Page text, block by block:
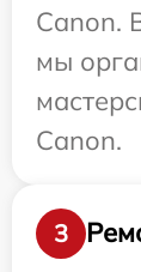
Canon.
мы
Canon.
3